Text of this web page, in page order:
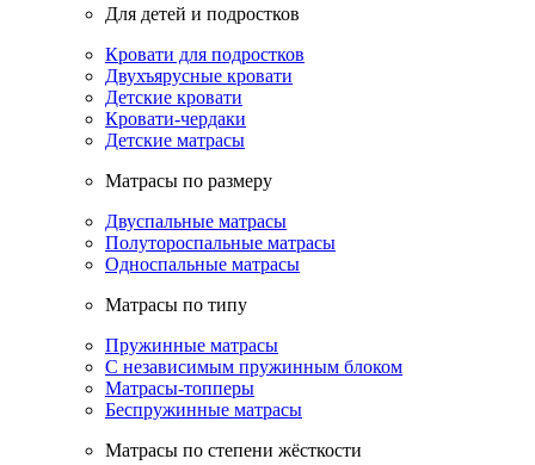
Для детей и подростков
Кровати для подростков
Двухъярусные кровати
Детские кровати
Кровати-чердаки
Детские матрасы
Матрасы по размеру
Двуспальные матрасы
Полутороспальные матрасы
Односпальные матрасы
Матрасы по типу
Пружинные матрасы
С независимым пружинным блоком
Матрасы-топперы
Беспружинные матрасы
Матрасы по степени жёсткости